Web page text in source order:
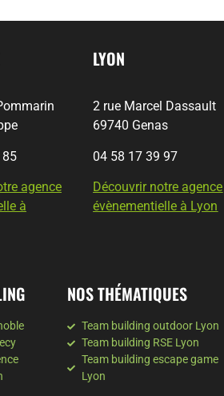
85
agence
à
LYON
2 rue Marcel Dassault
69740 Genas
04 58 17 39 97
Découvrir notre agence
évènementielle à Lyon
NOS THÉMATIQUES
Team building outdoor Lyon
Team building RSE Lyon
Team building escape game
Lyon